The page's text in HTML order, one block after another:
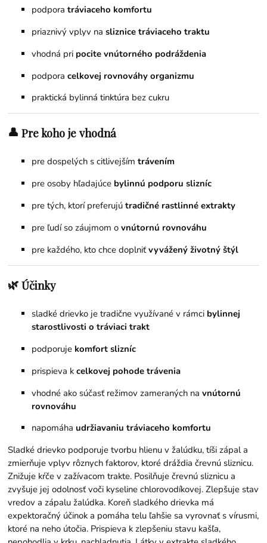
podporatráviaceho komfortu
priaznivý vplyv nasliznice tráviaceho traktu
vhodná pri pocite vnútorného podráždenia
podporacelkovej rovnováhy organizmu
praktická bylinná tinktúra bez cukru
👤Pre koho je vhodná
pre dospelých s citlivejšímtrávením
pre osoby hľadajúce bylinnú podporu slizníc
pre tých, ktorí preferujútradičné rastlinné extrakty
pre ľudí so záujmom ovnútornú rovnováhu
pre každého, kto chce doplniťvyvážený životný štýl
🌿Účinky
sladké drievko je tradične využívané v rámci bylinnej
starostlivosti o tráviaci trakt
podporuje komfort slizníc
prispieva kcelkovej pohode trávenia
vhodné ako súčasť režimov zameraných navnútornú
rovnováhu
napomáha udržiavaniu tráviaceho komfortu
Sladké drievko podporuje tvorbu hlienu v žalúdku, tíši zápal a
zmierňuje vplyv rôznych faktorov, ktoré dráždia črevnú sliznicu.
Znižuje kŕče v zažívacom trakte. Posilňuje črevnú sliznicu a
zvyšuje jej odolnosť voči kyseline chlorovodíkovej. Zlepšuje stav
vredov a zápalu žalúdka. Koreň sladkého drievka má
expektoračný účinok a pomáha telu ľahšie sa vyrovnať s vírusmi,
ktoré na neho útočia. Prispieva k zlepšeniu stavu kašľa,